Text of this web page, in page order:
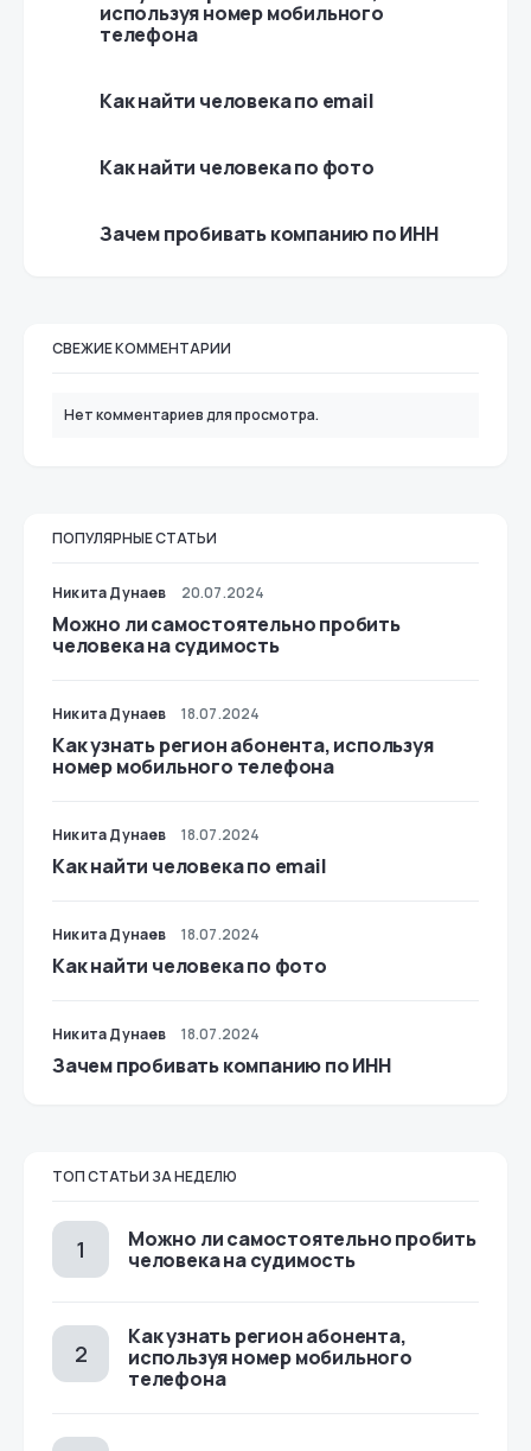
используя номер мобильного
телефона
Как найти человека по email
Как найти человека по фото
Зачем пробивать компанию по ИНН
СВЕЖИЕ КОММЕНТАРИИ
Нет комментариев для просмотра.
ПОПУЛЯРНЫЕ СТАТЬИ
Никита Дунаев 20.07.2024
Можно ли самостоятельно пробить
человека на судимость
Никита Дунаев 18.07.2024
Как узнать регион абонента, используя
номер мобильного телефона
Никита Дунаев 18.07.2024
Как найти человека по email
Никита Дунаев 18.07.2024
Как найти человека по фото
Никита Дунаев 18.07.2024
Зачем пробивать компанию по ИНН
ТОП СТАТЬИ ЗА НЕДЕЛЮ
Можно ли самостоятельно пробить
человека на судимость
Как узнать регион абонента,
используя номер мобильного
телефона